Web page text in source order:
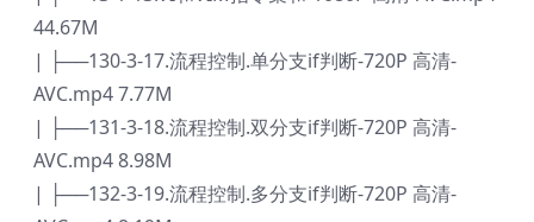
44.67M
| ├──130-3-17.流程控制.单分支if判断-720P 高清-
AVC.mp4 7.77M
| ├──131-3-18.流程控制.双分支if判断-720P 高清-
AVC.mp4 8.98M
| ├──132-3-19.流程控制.多分支if判断-720P 高清-